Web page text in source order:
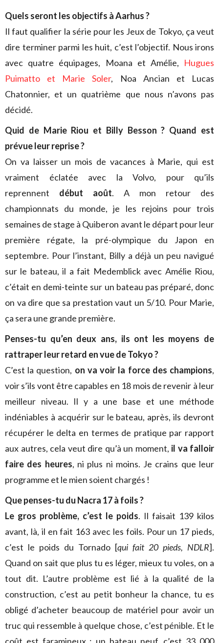
Quels seront les objectifs à Aarhus ?
Il faut qualifier la série pour les Jeux de Tokyo, ça veut
dire terminer parmi les huit, c’est l’objectif. Nous irons
avec quatre équipages, Moana et Amélie, Hugues
Puimatto et Marie Soler, Noa Ancian et Lucas
Chatonnier, et un quatrième que nous n’avons pas
décidé.
Quid de Marie Riou et Billy Besson ? Quand est
prévue leur reprise ?
On va laisser un mois de vacances à Marie, qui est
vraiment éclatée avec la Volvo, pour qu’ils
reprennent début août. A mon retour des
championnats du monde, je les rejoins pour trois
semaines de stage à Quiberon avant le départ pour leur
première régate, la pré-olympique du Japon en
septembre. Pour l’instant, Billy a déjà un peu navigué
sur le bateau, il a fait Medemblick avec Amélie Riou,
c’était en demi-teinte sur un bateau pas préparé, donc
on va dire que sa prestation vaut un 5/10. Pour Marie,
ça sera une grande première.
Penses-tu qu’en deux ans, ils ont les moyens de
rattraper leur retard en vue de Tokyo ?
C’est la question, on va voir la force des champions,
voir s’ils vont être capables en 18 mois de revenir à leur
meilleur niveau. Il y a une base et une méthode
indéniables à acquérir sur le bateau, après, ils devront
récupérer le delta en termes de pratique par rapport
aux autres, cela veut dire qu’à un moment, il va falloir
faire des heures, ni plus ni moins. Je crains que leur
programme et le mien soient chargés !
Que penses-tu du Nacra 17 à foils ?
Le gros problème, c’est le poids. Il faisait 139 kilos
avant, là, il en fait 163 avec les foils. Pour un 17 pieds,
c’est le poids du Tornado [qui fait 20 pieds, NDLR].
Quand on sait que plus tu es léger, mieux tu voles, on a
tout dit. L’autre problème est lié à la qualité de la
construction, c’est au petit bonheur la chance, tu es
obligé d’acheter beaucoup de matériel pour avoir un
truc qui ressemble à quelque chose, c’est pénible. Et le